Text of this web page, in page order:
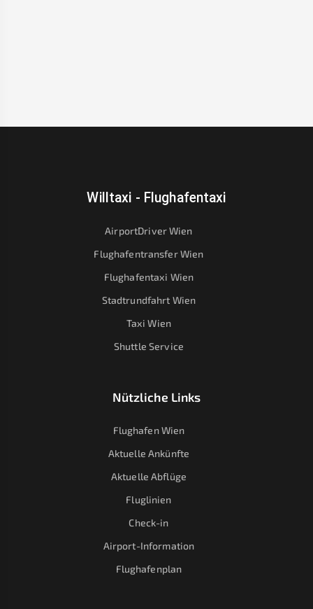
Willtaxi - Flughafentaxi
AirportDriver Wien
Flughafentransfer Wien
Flughafentaxi Wien
Stadtrundfahrt Wien
Taxi Wien
Shuttle Service
Nützliche Links
Flughafen Wien
Aktuelle Ankünfte
Aktuelle Abflüge
Fluglinien
Check-in
Airport-Information
Flughafenplan